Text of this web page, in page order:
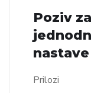
Poziv
nastave
Prilozi